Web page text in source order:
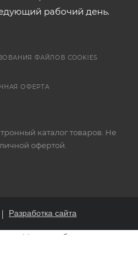
рабочий день.
ФАЙЛОВ COOKIES
ОФЕРТА
каталог товаров. Не
офертой.
Разработка сайта
cookie для обеспечения